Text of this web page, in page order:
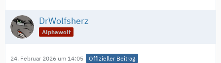
DrWolfsherz
Alphawolf
24. Februar 2026 um 14:05 Offizieller Beitrag